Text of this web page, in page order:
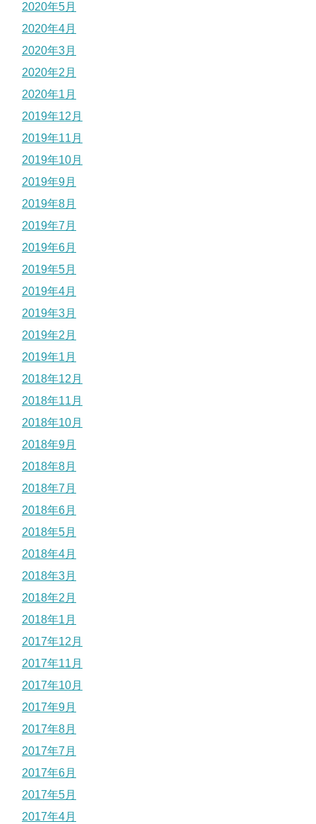
2020年5月
2020年4月
2020年3月
2020年2月
2020年1月
2019年12月
2019年11月
2019年10月
2019年9月
2019年8月
2019年7月
2019年6月
2019年5月
2019年4月
2019年3月
2019年2月
2019年1月
2018年12月
2018年11月
2018年10月
2018年9月
2018年8月
2018年7月
2018年6月
2018年5月
2018年4月
2018年3月
2018年2月
2018年1月
2017年12月
2017年11月
2017年10月
2017年9月
2017年8月
2017年7月
2017年6月
2017年5月
2017年4月